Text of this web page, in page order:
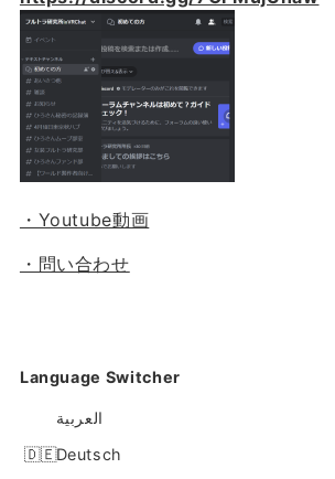
・Youtube動画
・問い合わせ
Language Switcher
العربية
Deutsch